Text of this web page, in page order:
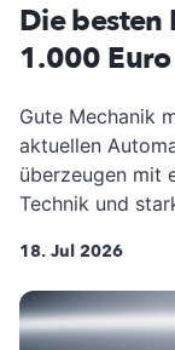
Die
1.000 Euro
Gute Mechanik
aktuellen
überzeugen mit
Technik und
18. Jul 2026